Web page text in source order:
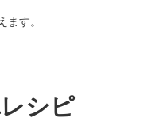
す。
シピ